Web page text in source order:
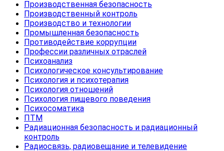
Производственная безопасность
Производственный контроль
Производство и технологии
Промышленная безопасность
Противодействие коррупции
Профессии различных отраслей
Психоанализ
Психологическое консультирование
Психология и психотерапия
Психология отношений
Психология пищевого поведения
Психосоматика
ПТМ
Радиационная безопасность и радиационный
контроль
Радиосвязь, радиовещание и телевидение